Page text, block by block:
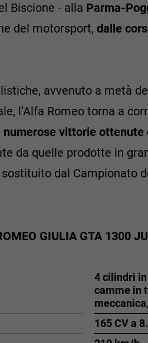
Biscione - alla Parma-
del motorsport, dalle
avvenuto a metà
l’Alfa Romeo torna a
numerose vittorie ottenute
da quelle prodotte in
dal Campionato
GIULIA GTA 1300
4 cilindri in
camme in
165 CV a